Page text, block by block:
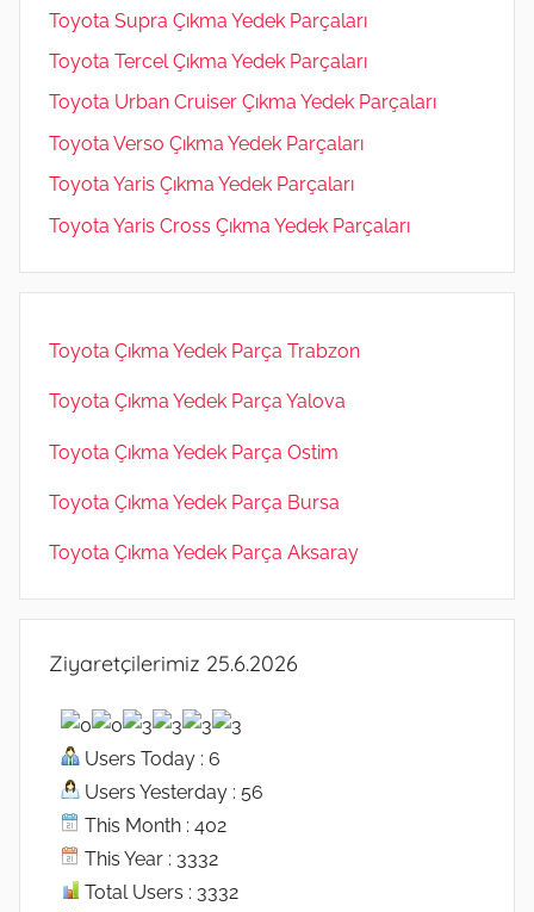
Toyota Supra Çıkma Yedek Parçaları
Toyota Tercel Çıkma Yedek Parçaları
Toyota Urban Cruiser Çıkma Yedek Parçaları
Toyota Verso Çıkma Yedek Parçaları
Toyota Yaris Çıkma Yedek Parçaları
Toyota Yaris Cross Çıkma Yedek Parçaları
Toyota Çıkma Yedek Parça Trabzon
Toyota Çıkma Yedek Parça Yalova
Toyota Çıkma Yedek Parça Ostim
Toyota Çıkma Yedek Parça Bursa
Toyota Çıkma Yedek Parça Aksaray
Ziyaretçilerimiz 25.6.2026
Users Today : 6
Users Yesterday : 56
This Month : 402
This Year : 3332
Total Users : 3332